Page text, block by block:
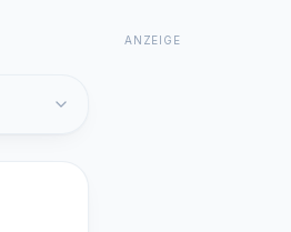
ANZEIGE